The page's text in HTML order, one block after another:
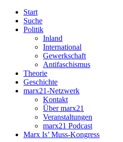
Start
Suche
Politik
Inland
International
Gewerkschaft
Antifaschismus
Theorie
Geschichte
marx21-Netzwerk
Kontakt
Über marx21
Veranstaltungen
marx21 Podcast
Marx Is’ Muss-Kongress